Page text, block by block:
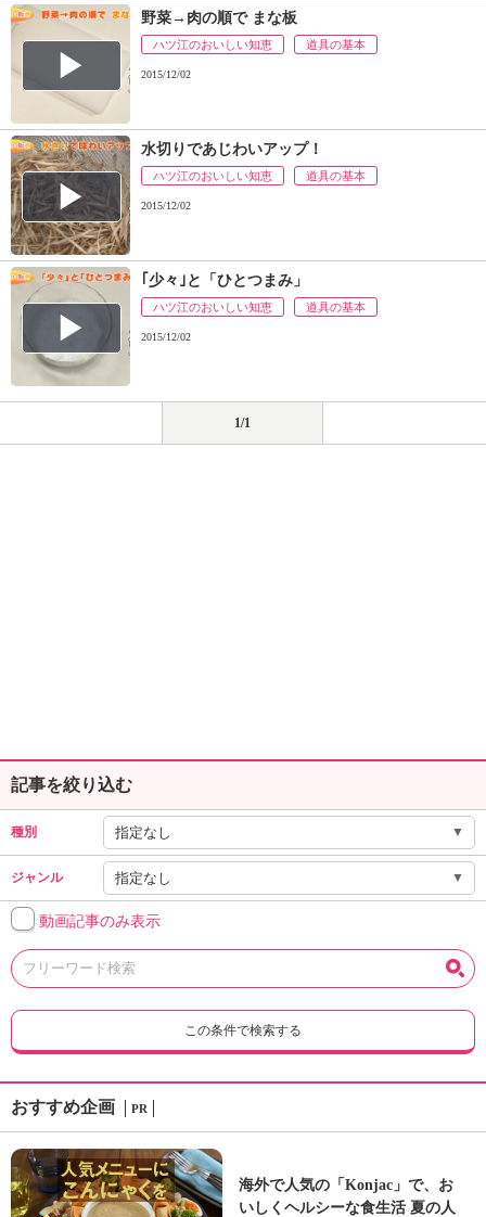
野菜→肉の順で まな板
ハツ江のおいしい知恵 道具の基本
2015/12/02
水切りであじわいアップ！
ハツ江のおいしい知恵 道具の基本
2015/12/02
｢少々｣と「ひとつまみ」
ハツ江のおいしい知恵 道具の基本
2015/12/02
1/1
記事を絞り込む
種別 ▼
ジャンル ▼
動画記事のみ表示
この条件で検索する
おすすめ企画 PR
海外で人気の「Konjac」で、お
いしくヘルシーな食生活 夏の人